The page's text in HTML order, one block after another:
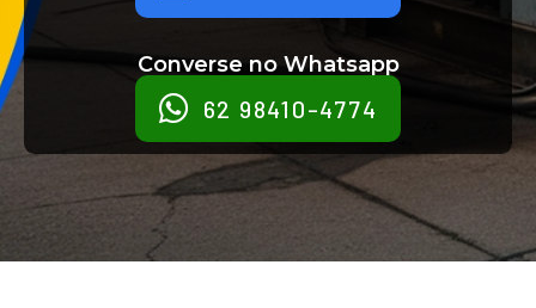
Converse no Whatsapp
62 98410-4774